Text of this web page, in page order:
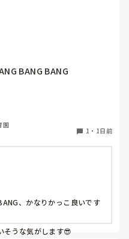
BANG BANG
園
1 ・ 1日前
、かなりかっこ良いです
そうな気がします😎